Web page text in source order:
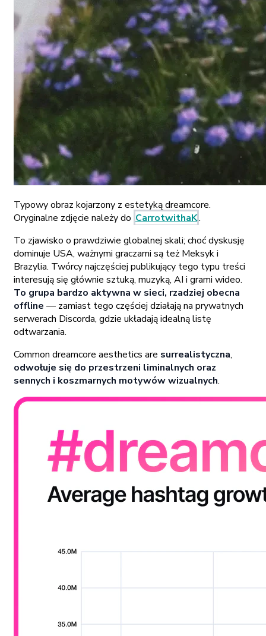
Typowy obraz kojarzony z estetyką dreamcore.
Oryginalne zdjęcie należy do CarrotwithaK.
To zjawisko o prawdziwie globalnej skali; choć dyskusję
dominuje USA, ważnymi graczami są też Meksyk i
Brazylia. Twórcy najczęściej publikujący tego typu treści
interesują się głównie sztuką, muzyką, AI i grami wideo.
To grupa bardzo aktywna w sieci, rzadziej obecna
offline — zamiast tego częściej działają na prywatnych
serwerach Discorda, gdzie układają idealną listę
odtwarzania.
Common dreamcore aesthetics are surrealistyczna,
odwołuje się do przestrzeni liminalnych oraz
sennych i koszmarnych motywów wizualnych.